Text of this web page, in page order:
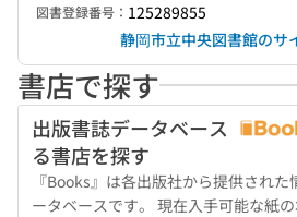
図書登録番号： 125289855
静岡市立中央図書館のサ
書店で探す
出版書誌データベース
る書店を探す
『Books』は各出版社から提供され
ータベースです。 現在入手可能な紙